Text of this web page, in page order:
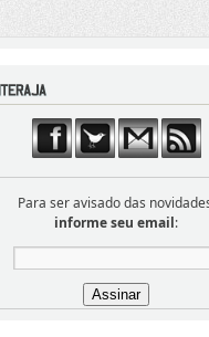
Para ser avisado das
informe seu email: